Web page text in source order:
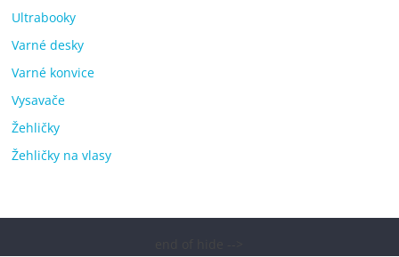
Ultrabooky
Varné desky
Varné konvice
Vysavače
Žehličky
Žehličky na vlasy